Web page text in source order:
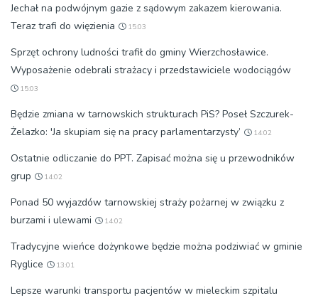
Jechał na podwójnym gazie z sądowym zakazem kierowania.
Teraz trafi do więzienia
15:03
Sprzęt ochrony ludności trafił do gminy Wierzchosławice.
Wyposażenie odebrali strażacy i przedstawiciele wodociągów
15:03
Będzie zmiana w tarnowskich strukturach PiS? Poseł Szczurek-
Żelazko: 'Ja skupiam się na pracy parlamentarzysty’
14:02
Ostatnie odliczanie do PPT. Zapisać można się u przewodników
grup
14:02
Ponad 50 wyjazdów tarnowskiej straży pożarnej w związku z
burzami i ulewami
14:02
Tradycyjne wieńce dożynkowe będzie można podziwiać w gminie
Ryglice
13:01
Lepsze warunki transportu pacjentów w mieleckim szpitalu